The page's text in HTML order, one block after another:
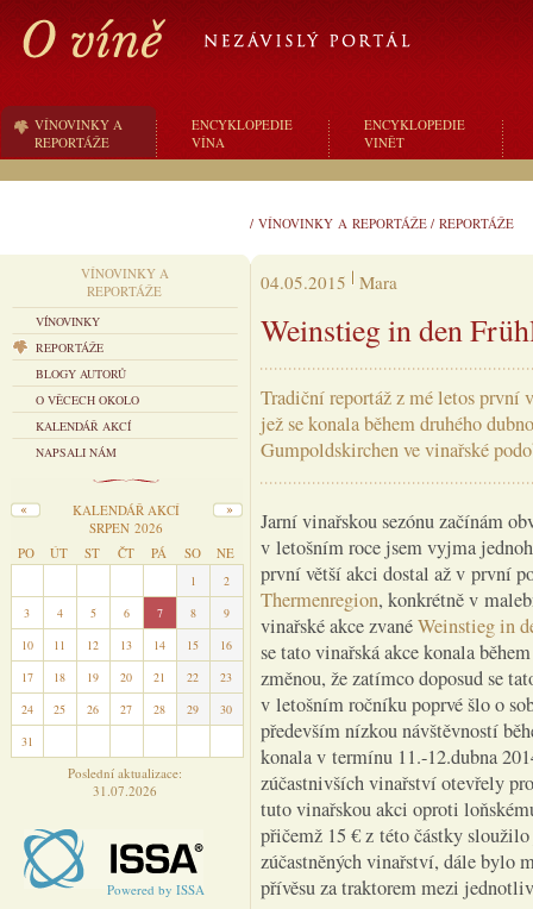
VÍNOVINKY A
REPORTÁŽE
ENCYKLOPEDIE
VÍNA
ENCYKLOPEDIE
VINĚT
/ VÍNOVINKY A REPORTÁŽE / REPORTÁŽE
VÍNOVINKY A
REPORTÁŽE
VÍNOVINKY
REPORTÁŽE
BLOGY AUTORŮ
O VĚCECH OKOLO
KALENDÁŘ AKCÍ
NAPSALI NÁM
KALENDÁŘ AKCÍ
SRPEN 2026
PO
ÚT ST ČT PÁ SO NE
1
2
3
4 5 6 7 8
9
10
11 12 13 14 15
16
17
18 19 20 21 22
23
24
25 26 27 28 29
30
31
Poslední aktualizace:
31.07.2026
Powered by ISSA
04.05.2015 Mara
Weinstieg in den
Tradiční reportáž z mé letos první
jež se konala během druhého
Gumpoldskirchen ve vinařské
Jarní vinařskou sezónu začínám
v letošním roce jsem vyjma
první větší akci dostal až v první
Thermenregion, konkrétně v
vinařské akce zvanéWeinstieg in
se tato vinařská akce konala
změnou, že zatímco doposud se
v letošním ročníku poprvé šlo o
především nízkou návštěvností
konala v termínu 11.-12.dubna
zúčastnivších vinařství otevřely
tuto vinařskou akci oproti
přičemž 15 € z této částky
zúčastněných vinařství, dále bylo
přívěsu za traktorem mezi